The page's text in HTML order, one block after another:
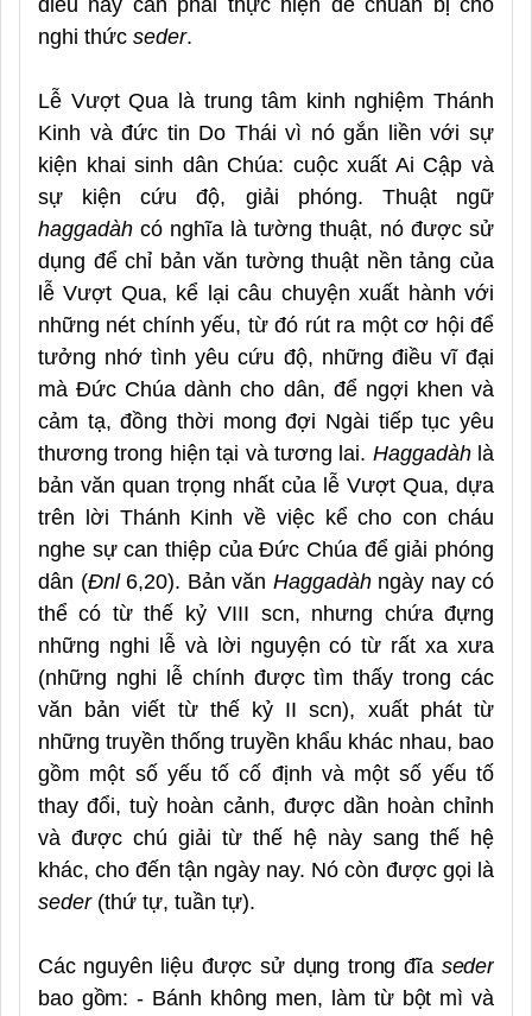
nghi thức seder.
Lễ Vượt Qua là trung tâm kinh nghiệm Thánh
Kinh và đức tin Do Thái vì nó gắn liền với sự
kiện khai sinh dân Chúa: cuộc xuất Ai Cập và
sự kiện cứu độ, giải phóng. Thuật ngữ
haggadàh có nghĩa là tường thuật, nó được sử
dụng để chỉ bản văn tường thuật nền tảng của
lễ Vượt Qua, kể lại câu chuyện xuất hành với
những nét chính yếu, từ đó rút ra một cơ hội để
tưởng nhớ tình yêu cứu độ, những điều vĩ đại
mà Đức Chúa dành cho dân, để ngợi khen và
cảm tạ, đồng thời mong đợi Ngài tiếp tục yêu
thương trong hiện tại và tương lai. Haggadàhlà
bản văn quan trọng nhất của lễ Vượt Qua, dựa
trên lời Thánh Kinh về việc kể cho con cháu
nghe sự can thiệp của Đức Chúa để giải phóng
dân (Đnl6,20). Bản văn Haggadàhngày nay có
thể có từ thế kỷ VIII scn, nhưng chứa đựng
những nghi lễ và lời nguyện có từ rất xa xưa
(những nghi lễ chính được tìm thấy trong các
văn bản viết từ thế kỷ II scn), xuất phát từ
những truyền thống truyền khẩu khác nhau, bao
gồm một số yếu tố cố định và một số yếu tố
thay đổi, tuỳ hoàn cảnh, được dần hoàn chỉnh
và được chú giải từ thế hệ này sang thế hệ
khác, cho đến tận ngày nay. Nó còn được gọi là
seder(thứ tự, tuần tự).
Các nguyên liệu được sử dụng trong đĩa seder
bao gồm: - Bánh không men, làm từ bột mì và